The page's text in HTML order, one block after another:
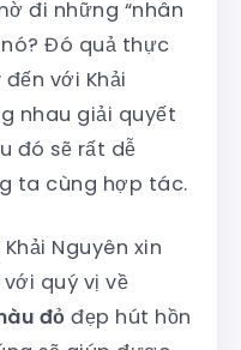
đi những “nhân
Đó quả thực
với Khải
nhau giải quyết
đó sẽ rất dễ
ta cùng hợp tác.
Nguyên xin
quý vị về
đỏ đẹp hút hồn